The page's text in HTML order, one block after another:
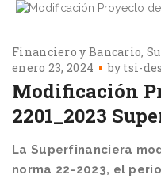
Financiero y Bancario
enero 23, 2024
by tsi-
Modificación
2201_2023
La Superfinanciera
norma 22-2023, el